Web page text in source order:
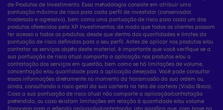
de Produtos de Investimento. Essa metodologia consiste em atribuir uma
pontuação máxima de risco para cada perfil de investidor (conservador,
moderado e agressivo), bem como uma pontuação de risco para cada um dos
produtos oferecidos pela XP Investimentos, de modo que todos os clientes possam
ter acesso a todos os produtos, desde que dentro das quantidades e limites da
pontuação de risco definidas para o seu perfil. Antes de aplicar nos produtos e/ou
contratar os serviços objeto deste material, é importante que você verifique se a
sua pontuação de risco atual comporta a aplicação nos produtos e/ou a
contratação dos serviços em questão, bem como se há limitações de volume,
concentração e/ou quantidade para a aplicação desejada. Você pode consultar
essas informações diretamente no momento da transmissão da sua ordem ou,
ainda, consultando o risco geral da sua carteira na tela de carteira (Visão Risco).
Caso a sua pontuação de risco atual não comporte a aplicação/contratação
pretendida, ou caso existam limitações em relação à quantidade e/ou volume
financeiro para a referida aplicação/contratação, isto significa que, com base na